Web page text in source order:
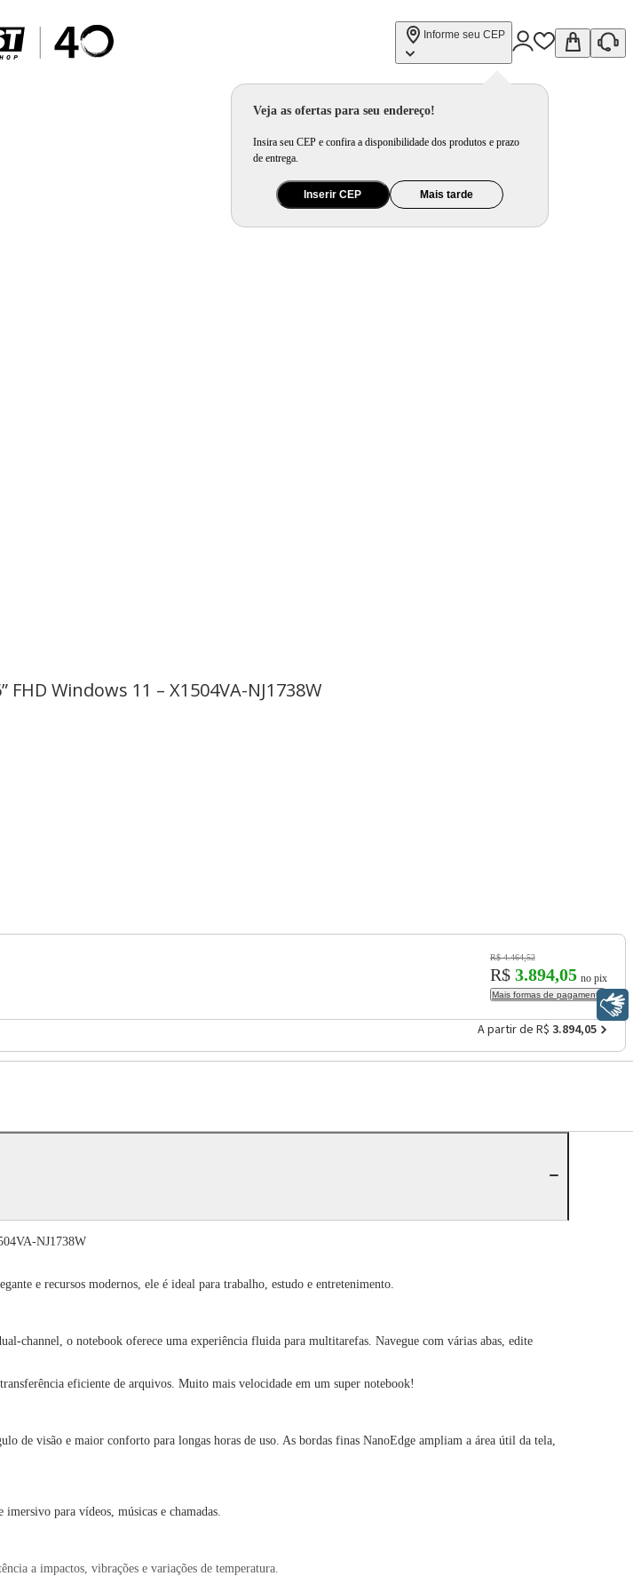
Informe seu CEP
Veja as ofertas para seu endereço!
Insira seu CEP e confira a disponibilidade dos produtos e prazo
de entrega.
Inserir CEP Mais tarde
Windows 11 – X1504VA-NJ1738W
R$ 4.464,52
R$ 3.894,05 no pix
Mais formas de pagamento
A partir de R$ 3.894,05
NJ1738W
e recursos modernos, ele é ideal para trabalho, estudo e entretenimento.
o notebook oferece uma experiência fluida para multitarefas. Navegue com várias abas, edite
eficiente de arquivos. Muito mais velocidade em um super notebook!
visão e maior conforto para longas horas de uso. As bordas finas NanoEdge ampliam a área útil da tela,
para vídeos, músicas e chamadas.
a impactos, vibrações e variações de temperatura.
Libras